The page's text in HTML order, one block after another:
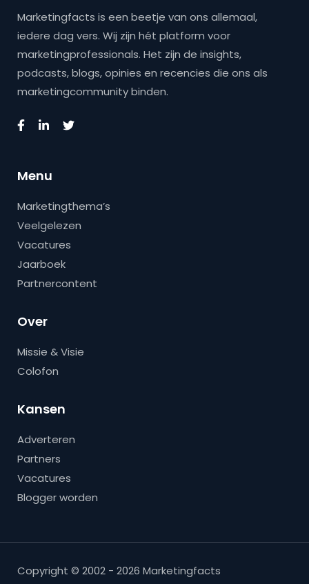
Marketingfacts is een beetje van ons allemaal,
iedere dag vers. Wij zijn hét platform voor
marketingprofessionals. Het zijn de insights,
podcasts, blogs, opinies en recencies die ons als
marketingcommunity binden.
Menu
Marketingthema’s
Veelgelezen
Vacatures
Jaarboek
Partnercontent
Over
Missie & Visie
Colofon
Kansen
Adverteren
Partners
Vacatures
Blogger worden
Copyright © 2002 - 2026 Marketingfacts